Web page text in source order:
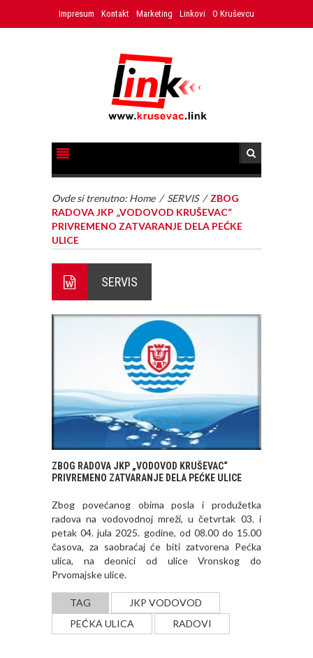
Impresum Kontakt Marketing Linkovi O Kruševcu
Ovde si trenutno: Home / SERVIS / ZBOG
RADOVA JKP „VODOVOD KRUŠEVAC“
PRIVREMENO ZATVARANJE DELA PEĆKE
ULICE
SERVIS
ZBOG RADOVA JKP „VODOVOD KRUŠEVAC“
PRIVREMENO ZATVARANJE DELA PEĆKE ULICE
Zbog povećanog obima posla i produžetka
radova na vodovodnoj mreži, u četvrtak 03. i
petak 04. jula 2025. godine, od 08.00 do 15.00
časova, za saobraćaj će biti zatvorena Pećka
ulica, na deonici od ulice Vronskog do
Prvomajske ulice.
TAG
JKP VODOVOD
PEĆKA ULICA
RADOVI